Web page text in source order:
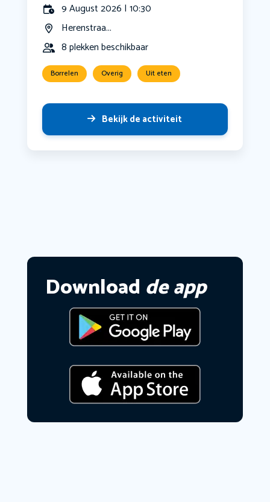
9 August 2026 | 10:30
Herenstraa...
8 plekken beschikbaar
Borrelen Overig Uit eten
Bekijk de activiteit
Download de app